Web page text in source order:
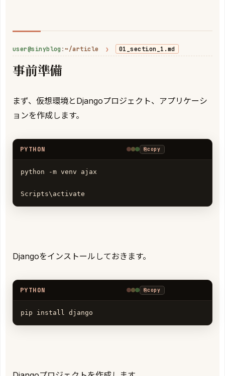
user@sinyblog :~/article ❯ 01_section_1.md
事前準備
まず、仮想環境とDjangoプロジェクト、アプリケーシ
ョンを作成します。
PYTHON ⎘copy
python -m venv ajax
Scripts\activate
Djangoをインストールしておきます。
PYTHON ⎘copy
pip install django